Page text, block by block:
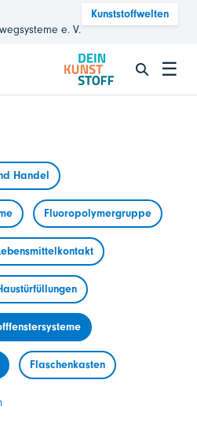
e. V.
Kunststoffwelten
☰
Handel
Fluoropolymergruppe
Flaschenkasten